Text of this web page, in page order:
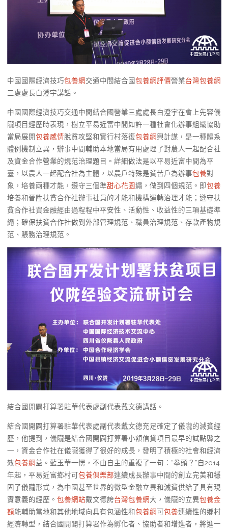
中國國際經濟技巧包養網交通中間結合國包養網評價營業台灣包養網
三處處長白澄宇講話。
中國國際經濟技巧交通中間結合國營業三處處長白澄宇在會上先容儀
隴項目經歷時表現，樹立平易近富中間如許一種社會化辦事組織協助
當局展開包養感情脫貧攻堅和實行村落復包養網興計謀，是一種體系
體例機制立異，辦事中間輔助本地當局有用處理了對農人一起配合社
及資金合作營業的規范治理題目。詳細做法是以平易近富中間為平
臺，以農人一起配合社為主體，以農戶特殊是貧苦戶為辦事包養對
象，培養兩種才能，遵守三個準甜心花園繩，做到四個規范。即包養
培養和晉陞扶貧合作社辦事社員的才能和機構運轉治理才能；遵守扶
貧合作社資金融經由過程程中平安性、活動性、收益性的三項基礎準
繩；確保扶貧合作社做到外部管理規范、職員治理規范、存款產物規
范、賬務治理規范。
結合國開闢打算署駐華代表處副代表戴文德講話。
結合國開闢打算署駐華代表處副代表戴文德充足確定了儀隴的減貧經
歷，他提到，儀隴是結合國開闢打算署小額信貸項目最早的試點縣之
一，資金合作社在儀隴獲得了很好的成長，發明了積極的社會和經濟
效包養網益。藍玉華一愣，不由自主的重複了一句：“拳頭？”自2014
年起，平易近富鄉村可包養俱樂部連續成長辦事中間的創立完美和穩
固了儀隴形式，為中國甚至世界的微型金融立異和減貧供給了具有現
實意義的經歷。 包養網站戴文德誇台灣包養網大，儀隴的立異包養金
額能輔助當地和其他地域向具有包涵性和包養網可包養連續性的鄉村
經濟轉型，結合國開闢打算署作為孵化者、協助者和增進者，將進一